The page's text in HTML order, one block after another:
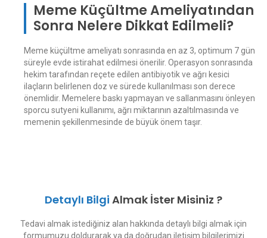
Meme Küçültme Ameliyatından
Sonra Nelere Dikkat Edilmeli?
Meme küçültme ameliyatı sonrasında en az 3, optimum 7 gün
süreyle evde istirahat edilmesi önerilir. Operasyon sonrasında
hekim tarafından reçete edilen antibiyotik ve ağrı kesici
ilaçların belirlenen doz ve sürede kullanılması son derece
önemlidir. Memelere baskı yapmayan ve sallanmasını önleyen
sporcu sutyeni kullanımı, ağrı miktarının azaltılmasında ve
memenin şekillenmesinde de büyük önem taşır.
Detaylı Bilgi Almak İster Misiniz ?
Tedavi almak istediğiniz alan hakkında detaylı bilgi almak için
formumuzu doldurarak ya da doğrudan iletişim bilgilerimizi